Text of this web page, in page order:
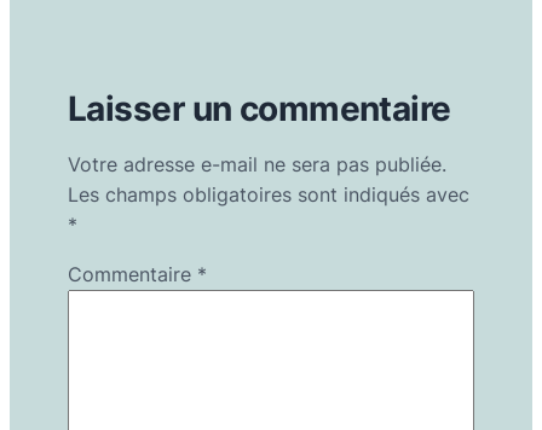
Laisser un commentaire
Votre adresse e-mail ne sera pas publiée.
Les champs obligatoires sont indiqués avec
*
Commentaire *